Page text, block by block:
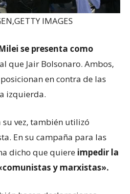
GETTY IMAGES
se presenta como
que Jair Bolsonaro. Ambos,
en contra de las
izquierda.
su vez, también utilizó
En su campaña para las
dicho que quiere impedir la
y marxistas».